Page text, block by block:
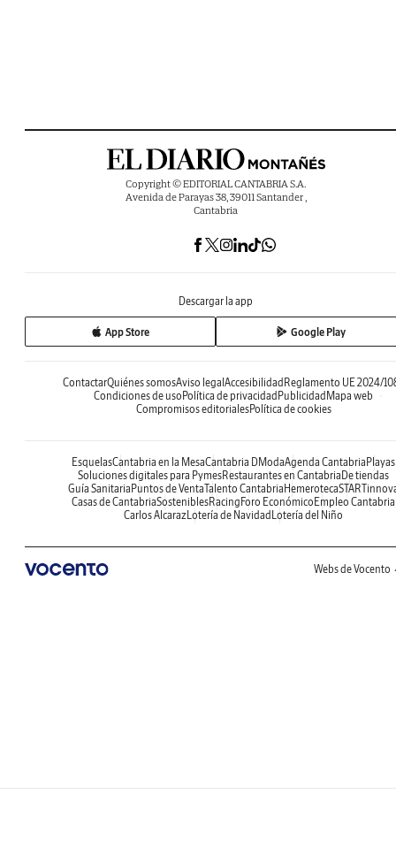
Copyright © EDITORIAL CANTABRIA S.A.
Avenida de Parayas 38, 39011 Santander ,
Cantabria
Descargar la app
App Store Google Play
ContactarQuiénes somosAviso legal Accesibilidad Reglamento UE 2024/
Condiciones de uso Política de privacidad Publicidad Mapa web
Compromisos editorialesPolítica de cookies
EsquelasCantabria en la MesaCantabria DModaAgenda Cantabria Playas
Soluciones digitales para PymesRestaurantes en Cantabria De tiendas
Guía Sanitaria Puntos de VentaTalento Cantabria Hemeroteca
Casas de CantabriaSosteniblesRacing Foro Económico Empleo Cantabria
Carlos AlcarazLotería de Navidad Lotería del Niño
Webs de Vocento